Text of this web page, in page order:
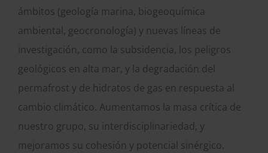
ámbitos (geología marina, biogeoquímica
ambiental, geocronología) y nuevas líneas de
investigación, como la subsidencia, los peligros
geológicos en alta mar, y la degradación del
permafrost y de hidratos de gas en respuesta al
cambio climático. Aumentamos la masa crítica de
nuestro grupo, su interdisciplinariedad, y
mejoramos su cohesión y potencial sinérgico.